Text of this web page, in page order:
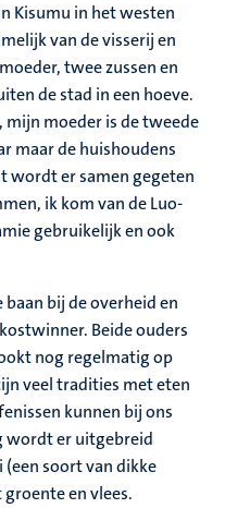
Kisumu in het westen
van de visserij en
twee zussen en
de stad in een hoeve.
moeder is de tweede
maar de huishoudens
wordt er samen gegeten
ik kom van de Luo-
gebruikelijk en ook
bij de overheid en
Beide ouders
nog regelmatig op
veel tradities met eten
kunnen bij ons
wordt er uitgebreid
(een soort van dikke
en vlees.